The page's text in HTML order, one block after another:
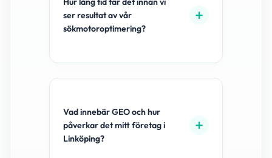
ser resultat av vår
sökmotoroptimering?
Vad innebär GEO och hur
påverkar det mitt företag i
Linköping?